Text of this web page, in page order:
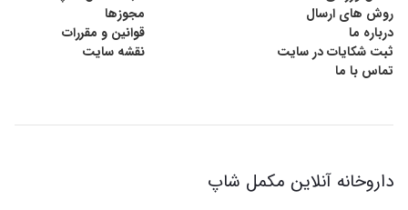
روش های ارسال
مجوزها
درباره ما
قوانین و مقررات
ثبت شکایات در سایت
نقشه سایت
تماس با ما
داروخانه آنلاین مکمل شاپ